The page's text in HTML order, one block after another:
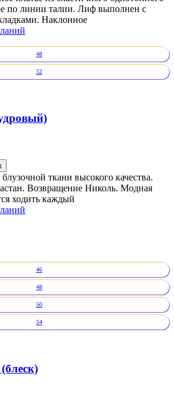
по линии талии. Лиф выполнен с
Наклонное
48
52
ткани высокого качества.
Возвращение Николь. Модная
ходить каждый
46
48
50
54